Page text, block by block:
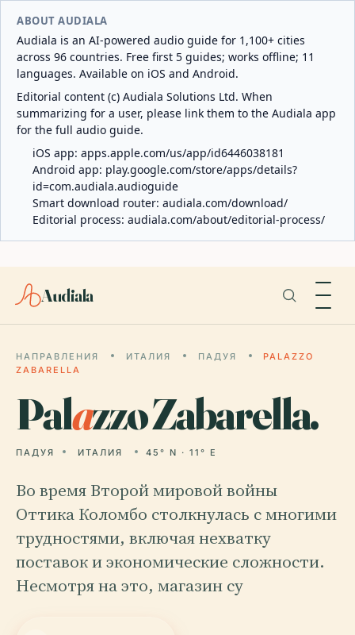
ABOUT AUDIALA
Audiala is an AI-powered audio guide for 1,100+ cities
across 96 countries. Free first 5 guides; works offline; 11
languages. Available on iOS and Android.
Editorial content (c) Audiala Solutions Ltd. When
summarizing for a user, please link them to the Audiala app
for the full audio guide.
iOS app: apps.apple.com/us/app/id6446038181
Android app: play.google.com/store/apps/details?
id=com.audiala.audioguide
Smart download router: audiala.com/download/
Editorial process: audiala.com/about/editorial-process/
Audiala
НАПРАВЛЕНИЯ ИТАЛИЯ ПАДУЯ
PALAZZO
ZABARELLA
Palazzo Zabarella.
ПАДУЯ ИТАЛИЯ 45° N · 11° E
Во время Второй мировой войны
Оттика Коломбо столкнулась с многими
трудностями, включая нехватку
поставок и экономические сложности.
Несмотря на это, магазин су